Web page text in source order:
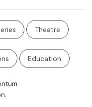
Theatre
Education